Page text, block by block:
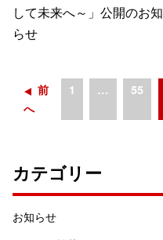
して未来へ～」公開のお知
らせ
前
へ
1 … 55
カテゴリー
お知らせ